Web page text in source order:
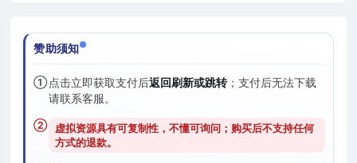
赞助须知
① 点击立即获取支付后返回刷新或跳转；支付后无法下载
请联系客服。
② 虚拟资源具有可复制性，不懂可询问；购买后不支持任何
方式的退款。